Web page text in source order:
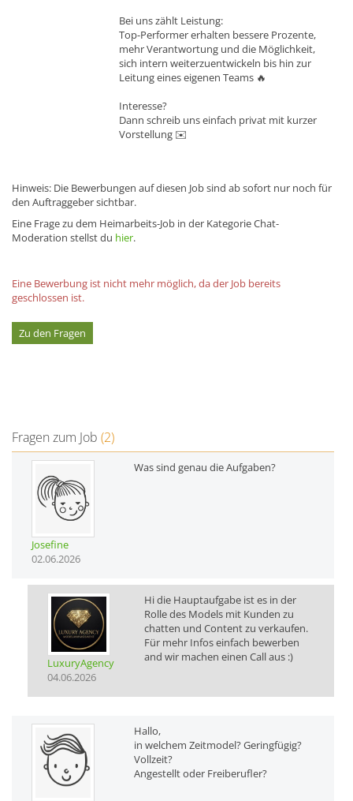
Bei uns zählt Leistung:
Top-Performer erhalten bessere Prozente,
mehr Verantwortung und die Möglichkeit,
sich intern weiterzuentwickeln bis hin zur
Leitung eines eigenen Teams 🔥
Interesse?
Dann schreib uns einfach privat mit kurzer
Vorstellung ✉️
Hinweis: Die Bewerbungen auf diesen Job sind ab sofort nur noch für
den Auftraggeber sichtbar.
Eine Frage zu dem Heimarbeits-Job in der Kategorie Chat-
Moderation stellst du hier.
Eine Bewerbung ist nicht mehr möglich, da der Job bereits
geschlossen ist.
Zu den Fragen
Fragen zum Job (2)
Josefine
02.06.2026
Was sind genau die Aufgaben?
LuxuryAgency
04.06.2026
Hi die Hauptaufgabe ist es in der
Rolle des Models mit Kunden zu
chatten und Content zu verkaufen.
Für mehr Infos einfach bewerben
and wir machen einen Call aus :)
Hallo,
in welchem Zeitmodel? Geringfügig?
Vollzeit?
Angestellt oder Freiberufler?